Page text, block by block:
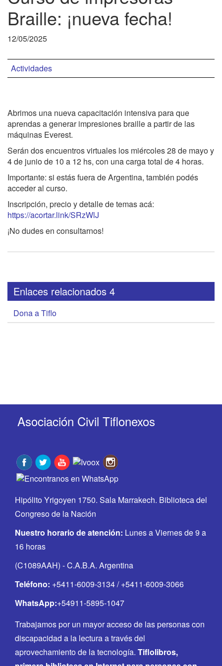
Braille: ¡nueva fecha!
12/05/2025
Actividades
Abrimos una nueva capacitación intensiva para que
aprendas a generar impresiones braille a partir de las
máquinas Everest.
Serán dos encuentros virtuales los miércoles 28 de mayo y
4 de junio de 10 a 12 hs, con una carga total de 4 horas.
Importante: si estás fuera de Argentina, también podés
acceder al curso.
Inscripción, precio y detalle de temas acá:
https://acortar.link/SRzWlJ
¡No dudes en consultarnos!
Enlaces relacionados 4
Dona a Tiflo
Asociación Civil Tiflonexos
Hipólito Yrigoyen 1750. Sala Marrakech. Biblioteca del
Congreso de la Nación
Nuestro horario de atención: Lunes a Viernes de 9 a
16 horas
(C1089AAH) - C.A.B.A. Argentina
Teléfono: +5411-6009-3134 / +5411-6009-3066
WhatsApp:+54911-5895-1047
Trabajamos por un mayor acceso de las personas con
discapacidad a la lectura a través del
aprovechamiento de la tecnología. Tiflolibros,